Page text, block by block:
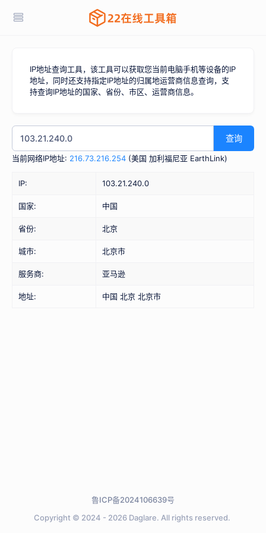
IP地址查询工具，该工具可以获取您当前电脑手机等设备的IP
地址，同时还支持指定IP地址的归属地运营商信息查询，支
持查询IP地址的国家、省份、市区、运营商信息。
查询
当前网络IP地址: 216.73.216.254 (美国 加利福尼亚 EarthLink)
IP: 103.21.240.0
国家: 中国
省份: 北京
城市: 北京市
服务商: 亚马逊
地址: 中国 北京 北京市
Copyright © 2024 - 2026 Daglare. All rights reserved.
鲁ICP备2024106639号